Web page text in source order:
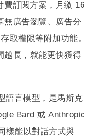
費訂閱方案，月繳 16
無廣告瀏覽、廣告分
取權限等附加功能。
越長，就能更快獲得
語言模型，是馬斯克
Bard 或 Anthropic
樣能以對話方式與